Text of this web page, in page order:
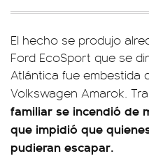
El hecho se produjo
Ford EcoSport que se
Atlántica fue embestida
Volkswagen Amarok.
familiar se incendió de
que impidió que
pudieran escapar.